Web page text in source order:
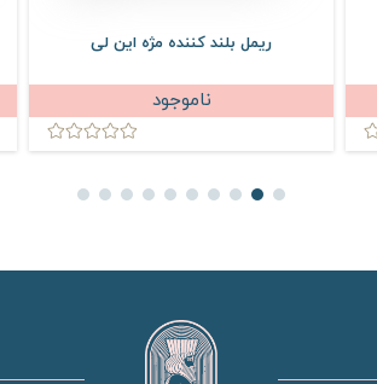
ریمل بلند کننده مژه این لی
ناموجود